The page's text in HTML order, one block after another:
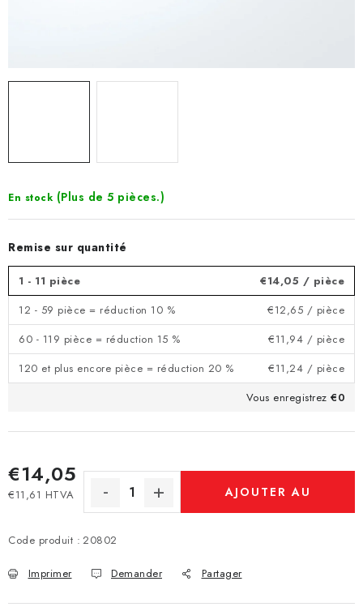
En stock (Plus de 5 pièces.)
Remise sur quantité
1 - 11 pièce €14,05 / pièce
12 - 59 pièce = réduction 10 %
€12,65 / pièce
60 - 119 pièce = réduction 15 %
€11,94 / pièce
120 et plus encore pièce = réduction 20 %
€11,24 / pièce
Vous enregistrez €0
€14,05
€11,61 HTVA
Prix de la mesure:
AJOUTER AU
Code produit : 20802
Imprimer Demander Partager